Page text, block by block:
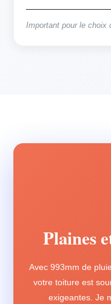
Important pour le choix
Plaines
Avec 993mm de
votre toiture est
exigeantes. Je